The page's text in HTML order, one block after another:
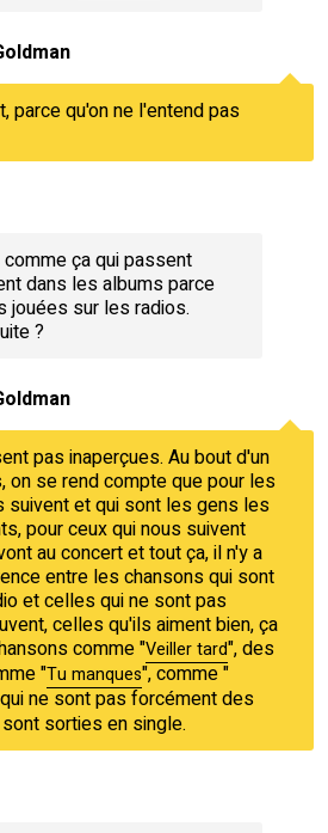
parce qu'on ne l'entend pas
ça qui passent
dans les albums parce
jouées sur les radios.
?
pas inaperçues. Au bout d'un
on se rend compte que pour les
suivent et qui sont les gens les
pour ceux qui nous suivent
au concert et tout ça, il n'y a
entre les chansons qui sont
et celles qui ne sont pas
celles qu'ils aiment bien, ça
comme "Veiller tard", des
"Tu manques", comme "
ne sont pas forcément des
sorties en single.